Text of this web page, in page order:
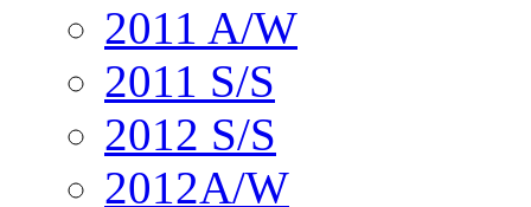
2011 A/W
2011 S/S
2012 S/S
2012A/W